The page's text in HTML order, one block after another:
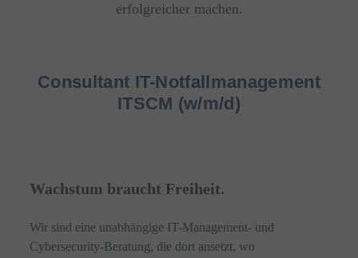
erfolgreicher machen.
Consultant IT-Notfallmanagement
ITSCM (w/m/d)
Wachstum braucht Freiheit.
Wir sind eine unabhängige IT-Management- und
Cybersecurity-Beratung, die dort ansetzt, wo